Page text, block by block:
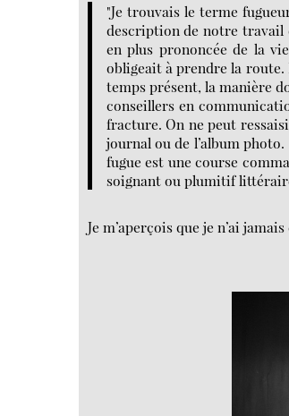
"Je trouvais le terme
description de notre travail
en plus prononcée de la
obligeait à prendre la route.
temps présent, la manière
conseillers en
fracture. On ne peut
journal ou de l’album
fugue est une course
soignant ou plumitif
Je m’aperçois que je n’ai